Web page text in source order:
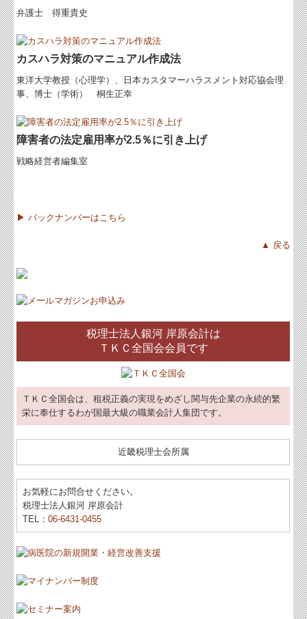
弁護士 得重貴史
カスハラ対策のマニュアル作成法
東洋大学教授（心理学）、日本カスタマーハラスメント対応協会理
事、博士（学術） 桐生正幸
障害者の法定雇用率が2.5％に引き上げ
戦略経営者編集室
▶ バックナンバーはこちら
▲ 戻る
税理士法人銀河 岸原会計は
ＴＫＣ全国会会員です
ＴＫＣ全国会は、租税正義の実現をめざし関与先企業の永続的繁
栄に奉仕するわが国最大級の職業会計人集団です。
近畿税理士会所属
お気軽にお問合せください。
税理士法人銀河 岸原会計
TEL：06-6431-0455